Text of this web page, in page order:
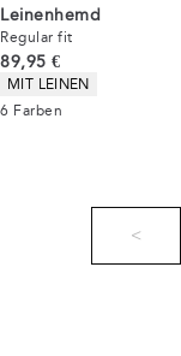
Leinenhemd
Regular fit
Preis
89,95 €
Produkteigenschaften
MIT LEINEN
6 Farben